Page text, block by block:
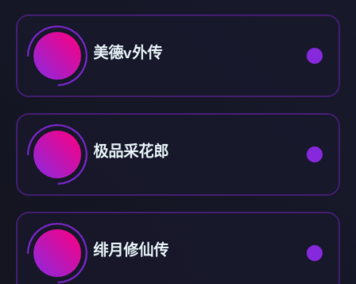
美德v外传
极品采花郎
绯月修仙传